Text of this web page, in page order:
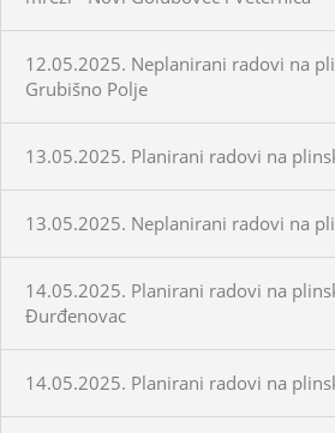
12.05.2025. Neplanirani radovi na
Grubišno Polje
13.05.2025. Planirani radovi na
13.05.2025. Neplanirani radovi na
14.05.2025. Planirani radovi na
Đurđenovac
14.05.2025. Planirani radovi na